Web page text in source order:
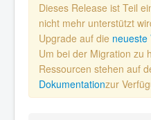
Dieses Release ist Teil
nicht mehr unterstützt
Upgrade auf die neueste
Um bei der Migration zu
Ressourcen stehen auf
Dokumentationzur